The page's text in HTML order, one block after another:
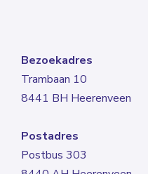
Bezoekadres
Trambaan 10
8441 BH Heerenveen
Postadres
Postbus 303